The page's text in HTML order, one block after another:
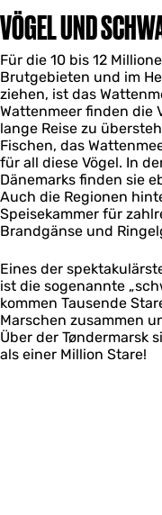
VÖGEL UND
Für die 10 bis 12
Brutgebieten und im
ziehen, ist das
Wattenmeer finden die
lange Reise zu
Fischen, das
für all diese Vögel. In
Dänemarks finden sie
Auch die Regionen
Speisekammer für
Brandgänse und
Eines der
ist die sogenannte
kommen Tausende
Marschen zusammen
Über der Tøndermarsk
als einer Million Stare!